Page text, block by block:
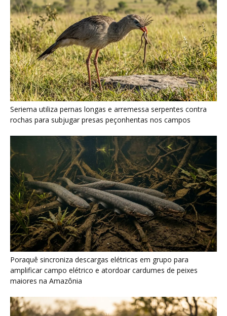
Seriema utiliza pernas longas e arremessa serpentes contra
rochas para subjugar presas peçonhentas nos campos
Poraquê sincroniza descargas elétricas em grupo para
amplificar campo elétrico e atordoar cardumes de peixes
maiores na Amazônia